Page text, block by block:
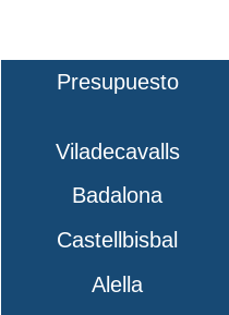
Presupuesto
Viladecavalls
Badalona
Castellbisbal
Alella